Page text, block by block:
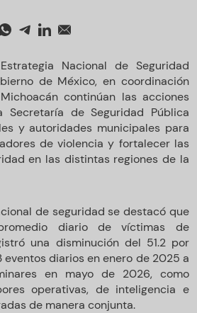
Nacional de Seguridad
de México, en coordinación
continúan las acciones
Secretaría de Seguridad Pública
y autoridades municipales para
de violencia y fortalecer las
en las distintas regiones de la
de seguridad se destacó que
diario de víctimas de
una disminución del 51.2 por
eventos diarios en enero de 2025 a
en mayo de 2026, como
operativas, de inteligencia e
de manera conjunta.